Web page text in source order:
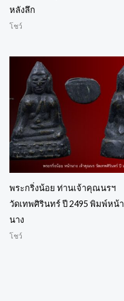
หลังลึก
โชว์
พระกริ่งน้อย ท่านเจ้าคุณนรฯ
วัดเทพศิรินทร์ ปี 2495 พิมพ์หน้า
นาง
โชว์